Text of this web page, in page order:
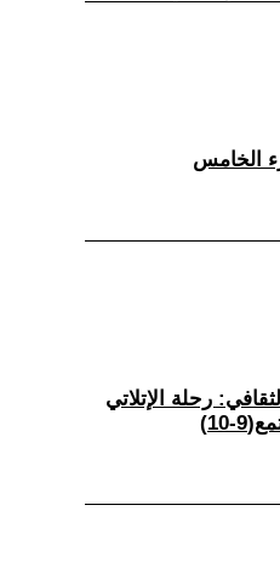
رحلة الإتلاتي
10)